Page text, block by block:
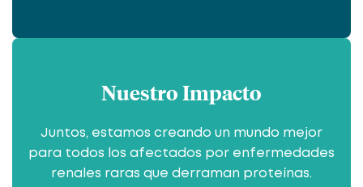
Nuestro Impacto
Juntos, estamos creando un mundo mejor
para todos los afectados por enfermedades
renales raras que derraman proteínas.